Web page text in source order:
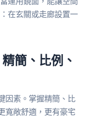
在玄關或走廊設置一
簡、比例、
因素。掌握精簡、比
寬敞舒適，更有豪宅